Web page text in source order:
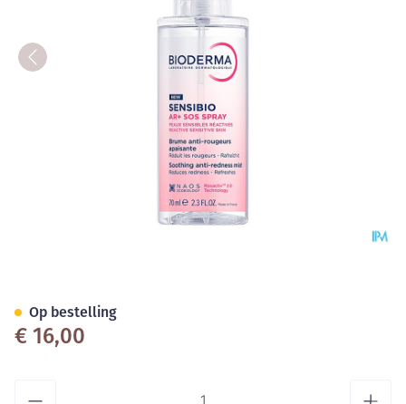
€ 16,00
Op bestelling